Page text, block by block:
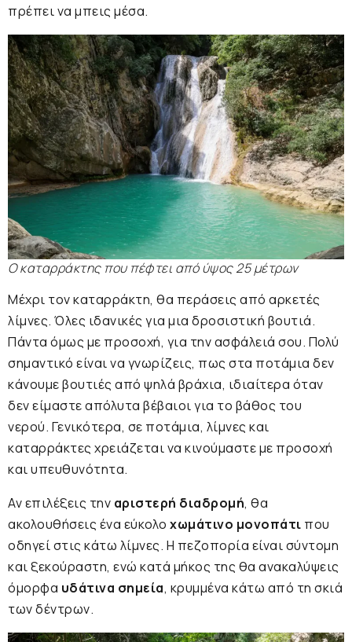
πρέπει να μπεις μέσα.
Ο καταρράκτης που πέφτει από ύψος 25 μέτρων
Μέχρι τον καταρράκτη, θα περάσεις από αρκετές
λίμνες. Όλες ιδανικές για μια δροσιστική βουτιά.
Πάντα όμως με προσοχή, για την ασφάλειά σου. Πολύ
σημαντικό είναι να γνωρίζεις, πως στα ποτάμια δεν
κάνουμε βουτιές από ψηλά βράχια, ιδιαίτερα όταν
δεν είμαστε απόλυτα βέβαιοι για το βάθος του
νερού. Γενικότερα, σε ποτάμια, λίμνες και
καταρράκτες χρειάζεται να κινούμαστε με προσοχή
και υπευθυνότητα.
Αν επιλέξεις την αριστερή διαδρομή, θα
ακολουθήσεις ένα εύκολο χωμάτινο μονοπάτι που
οδηγεί στις κάτω λίμνες. Η πεζοπορία είναι σύντομη
και ξεκούραστη, ενώ κατά μήκος της θα ανακαλύψεις
όμορφα υδάτινα σημεία, κρυμμένα κάτω από τη σκιά
των δέντρων.